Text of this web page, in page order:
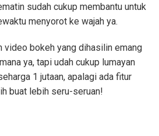
sudah cukup membantu untuk
menyorot ke wajah ya.
video bokeh yang dihasilin emang
ya, tapi udah cukup lumayan
1 jutaan, apalagi ada fitur
buat lebih seru-seruan!